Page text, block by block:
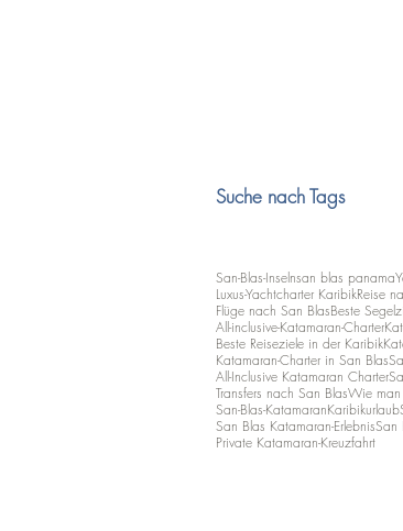
Suche nach Tags
San-Blas-Inselnsan blas panama
Luxus-Yachtcharter KaribikReise
Flüge nach San BlasBeste
All-inclusive-Katamaran-Charter
Beste Reiseziele in der Karibik
Katamaran-Charter in San Blas
All-Inclusive Katamaran Charter
Transfers nach San BlasWie man
San-Blas-KatamaranKaribikurlaub
San Blas Katamaran-ErlebnisSan
Private Katamaran-Kreuzfahrt